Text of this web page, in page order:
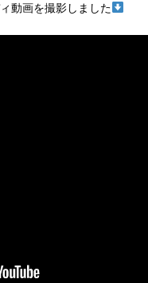
動画を撮影しました